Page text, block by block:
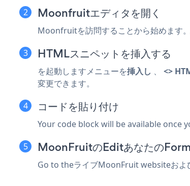
Moonfruitエディタを開く
Moonfruitを訪問することから始めます
HTMLスニペットを挿入する
を起動しますメニューを挿入し 、 <>
変更できます。
コードを貼り付け
Your code block will be available once
MoonFruitのEditあなたの
Go to theライブMoonFruit websiteお